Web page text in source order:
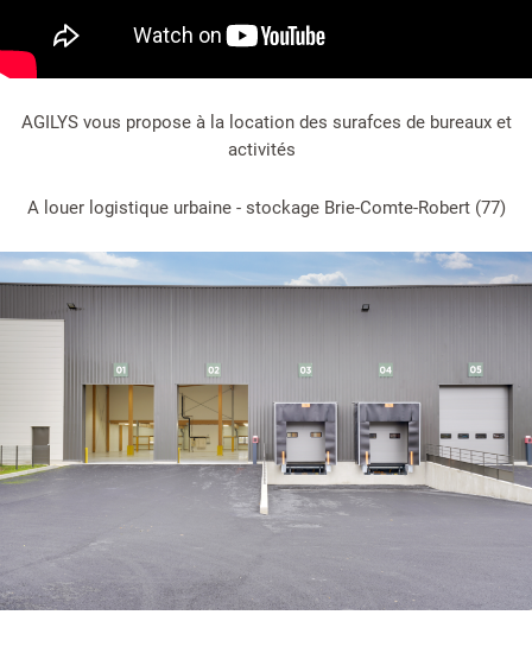
AGILYS vous propose à la location des surafces de bureaux et
activités
A louer logistique urbaine - stockage Brie-Comte-Robert (77)